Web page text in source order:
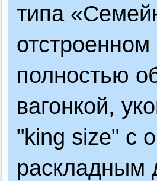
типа
полностью
вагонкой,
"king size" с
раскладным